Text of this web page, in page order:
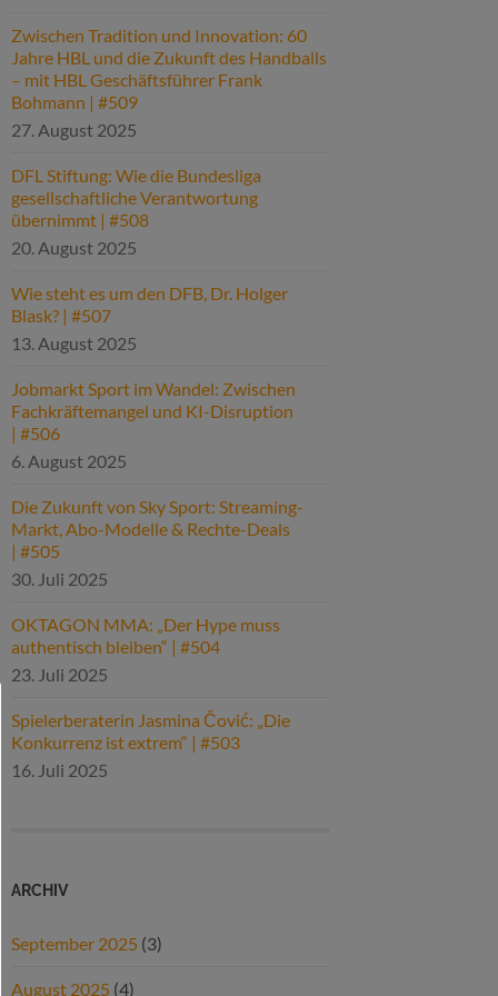
Zwischen Tradition und Innovation: 60
Jahre HBL und die Zukunft des Handballs
– mit HBL Geschäftsführer Frank
Bohmann | #509
27. August 2025
DFL Stiftung: Wie die Bundesliga
gesellschaftliche Verantwortung
übernimmt | #508
20. August 2025
Wie steht es um den DFB, Dr. Holger
Blask? | #507
13. August 2025
Jobmarkt Sport im Wandel: Zwischen
Fachkräftemangel und KI-Disruption
| #506
6. August 2025
Die Zukunft von Sky Sport: Streaming-
Markt, Abo-Modelle & Rechte-Deals
| #505
30. Juli 2025
OKTAGON MMA: „Der Hype muss
authentisch bleiben“ | #504
23. Juli 2025
Spielerberaterin Jasmina Čović: „Die
Konkurrenz ist extrem“ | #503
16. Juli 2025
ARCHIV
September 2025 (3)
August 2025 (4)